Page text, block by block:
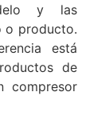
y las
o producto.
está
de
compresor